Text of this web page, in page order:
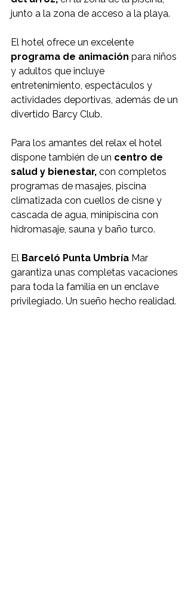
junto a la zona de acceso a la playa.
El hotel ofrece un excelente
programa de animación para niños
y adultos que incluye
entretenimiento, espectáculos y
actividades deportivas, además de un
divertido Barcy Club.
Para los amantes del relax el hotel
dispone también de un centro de
salud y bienestar, con completos
programas de masajes, piscina
climatizada con cuellos de cisne y
cascada de agua, minipiscina con
hidromasaje, sauna y baño turco.
El Barceló Punta Umbría Mar
garantiza unas completas vacaciones
para toda la familia en un enclave
privilegiado. Un sueño hecho realidad.